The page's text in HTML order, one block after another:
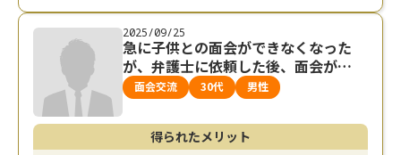
2025/09/25
急に子供との面会ができなくなった
が、弁護士に依頼した後、面会が再
開され、円満に離婚した事例
面会交流 30代 男性
得られたメリット